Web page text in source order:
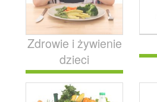
Zdrowie i żywienie
dzieci